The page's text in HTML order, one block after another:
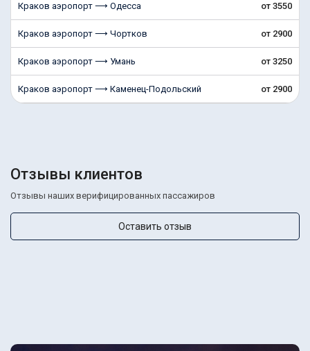
Краков аэропорт ⟶ Одесса от 3550
Краков аэропорт ⟶ Чортков от 2900
Краков аэропорт ⟶ Умань от 3250
Краков аэропорт ⟶ Каменец-Подольский от 2900
Отзывы клиентов
Отзывы наших верифицированных пассажиров
Оставить отзыв